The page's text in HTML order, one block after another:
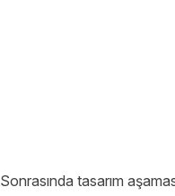
Sonrasında tasarım